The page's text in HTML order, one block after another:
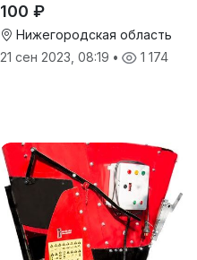
100 ₽
Нижегородская область
21 сен 2023, 08:19 • 1 174